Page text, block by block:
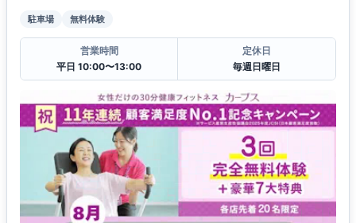
駐車場 無料体験
営業時間
平日 10:00〜13:00
定休日
毎週日曜日